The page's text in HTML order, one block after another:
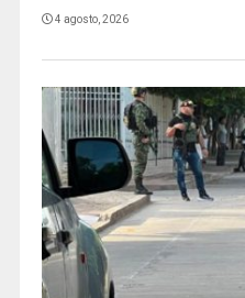
4 agosto, 2026